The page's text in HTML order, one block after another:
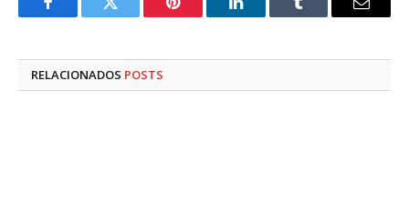
FacebookTwitter Pinterest LinkedInTumblr
E-
RELACIONADOS POSTS